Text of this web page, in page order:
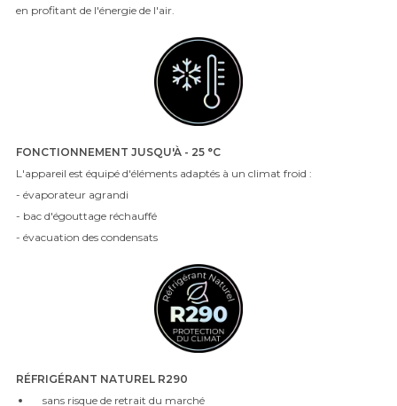
en profitant de l'énergie de l'air.
FONCTIONNEMENT JUSQU'À - 25 °C
L'appareil est équipé d'éléments adaptés à un climat froid :
- évaporateur agrandi
- bac d'égouttage réchauffé
- évacuation des condensats
RÉFRIGÉRANT NATUREL R290
sans risque de retrait du marché